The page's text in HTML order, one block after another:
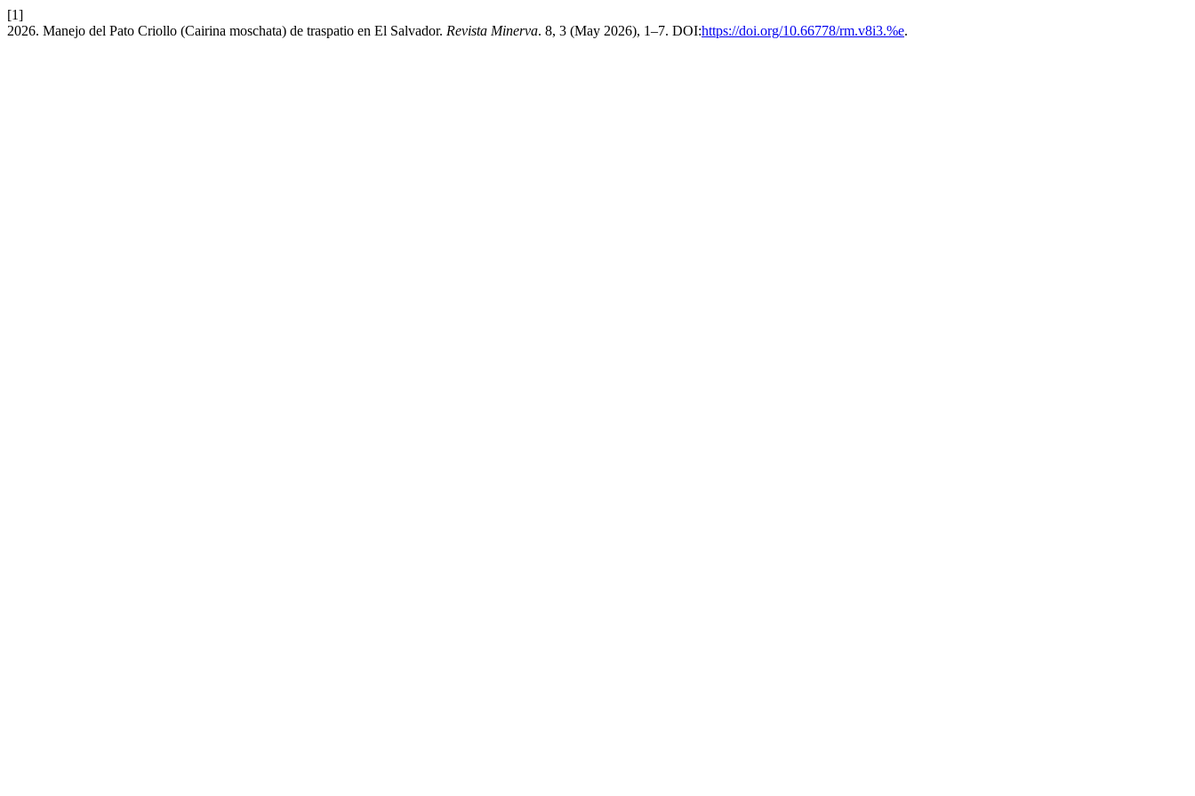
[1]
2026. Manejo del Pato Criollo (Cairina moschata) de traspatio en El Salvador. Revista Minerva. 8, 3 (May 2026), 1–7. DOI:https://doi.org/10.66778/rm.v8i3.%e.